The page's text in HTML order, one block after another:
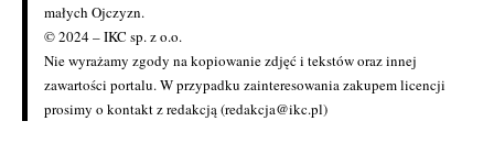
małych Ojczyzn.
© 2024 – IKC sp. z o.o.
Nie wyrażamy zgody na kopiowanie zdjęć i tekstów oraz innej
zawartości portalu. W przypadku zainteresowania zakupem licencji
prosimy o kontakt z redakcją (redakcja@ikc.pl)